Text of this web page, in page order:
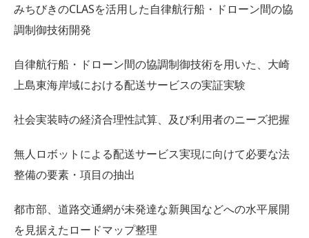
みちびきのCLASを活用した自律航行船・ドローン間の協
調制御技術開発
自律航行船・ドローン間の協調制御技術を用いた、大崎
上島東海岸域における配送サービスの実証実験
社会実装時の経済合理性試算、及び利用者のニーズ把握
無人ロボットによる配送サービス実現に向けて必要な法
整備の要素・項目の抽出
都市部、道路交通網が未発達な新興国などへの水平展開
を見据えたロードマップ整理